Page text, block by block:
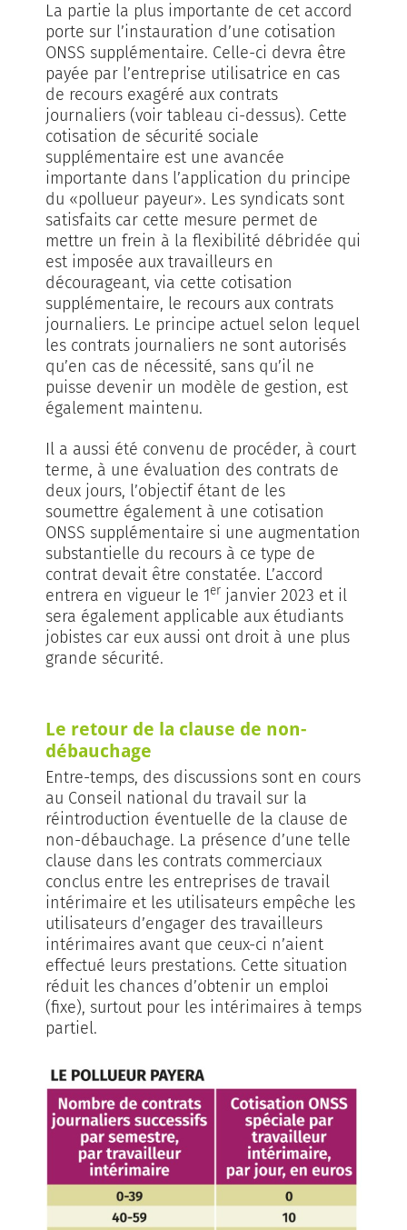
La partie la plus importante de cet accord
porte sur l’instauration d’une cotisation
ONSS supplémentaire. Celle-ci devra être
payée par l’entreprise utilisatrice en cas
de recours exagéré aux contrats
journaliers (voir tableau ci-dessus). Cette
cotisation de sécurité sociale
supplémentaire est une avancée
importante dans l’application du principe
du «pollueur payeur». Les syndicats sont
satisfaits car cette mesure permet de
mettre un frein à la flexibilité débridée qui
est imposée aux travailleurs en
décourageant, via cette cotisation
supplémentaire, le recours aux contrats
journaliers. Le principe actuel selon lequel
les contrats journaliers ne sont autorisés
qu’en cas de nécessité, sans qu’il ne
puisse devenir un modèle de gestion, est
également maintenu.
Il a aussi été convenu de procéder, à court
terme, à une évaluation des contrats de
deux jours, l’objectif étant de les
soumettre également à une cotisation
ONSS supplémentaire si une augmentation
substantielle du recours à ce type de
contrat devait être constatée. L’accord
entrera en vigueur le 1er janvier 2023 et il
sera également applicable aux étudiants
jobistes car eux aussi ont droit à une plus
grande sécurité.
Le retour de la clause de non-
débauchage
Entre-temps, des discussions sont en cours
au Conseil national du travail sur la
réintroduction éventuelle de la clause de
non-débauchage. La présence d’une telle
clause dans les contrats commerciaux
conclus entre les entreprises de travail
intérimaire et les utilisateurs empêche les
utilisateurs d’engager des travailleurs
intérimaires avant que ceux-ci n’aient
effectué leurs prestations. Cette situation
réduit les chances d’obtenir un emploi
(fixe), surtout pour les intérimaires à temps
partiel.